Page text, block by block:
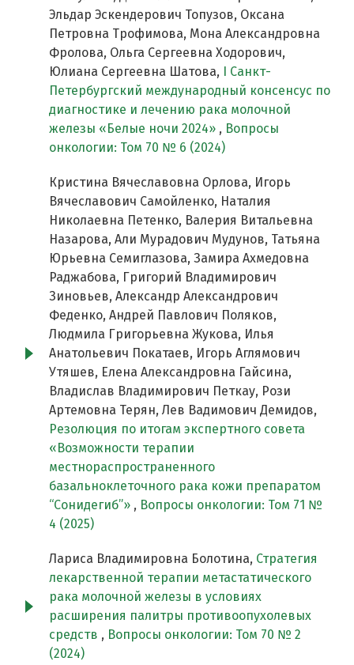
Эльдар Эскендерович Топузов, Оксана
Петровна Трофимова, Мона Александровна
Фролова, Ольга Сергеевна Ходорович,
Юлиана Сергеевна Шатова,
I Cанкт-
Петербургский международный консенсус по
диагностике и лечению рака молочной
железы «Белые ночи 2024» , Вопросы
онкологии: Том 70 № 6 (2024)
Кристина Вячеславовна Орлова, Игорь
Вячеславович Самойленко, Наталия
Николаевна Петенко, Валерия Витальевна
Назарова, Али Мурадович Мудунов, Татьяна
Юрьевна Семиглазова, Замира Ахмедовна
Раджабова, Григорий Владимирович
Зиновьев, Александр Александрович
Феденко, Андрей Павлович Поляков,
Людмила Григорьевна Жукова, Илья
Анатольевич Покатаев, Игорь Аглямович
Утяшев, Елена Александровна Гайсина,
Владислав Владимирович Петкау, Рози
Артемовна Терян, Лев Вадимович Демидов,
Резолюция по итогам экспертного совета
«Возможности терапии
местнораспространенного
базальноклеточного рака кожи препаратом
“Сонидегиб”» , Вопросы онкологии: Том 71 №
4 (2025)
Лариса Владимировна Болотина, Стратегия
лекарственной терапии метастатического
рака молочной железы в условиях
расширения палитры противоопухолевых
средств , Вопросы онкологии: Том 70 № 2
(2024)